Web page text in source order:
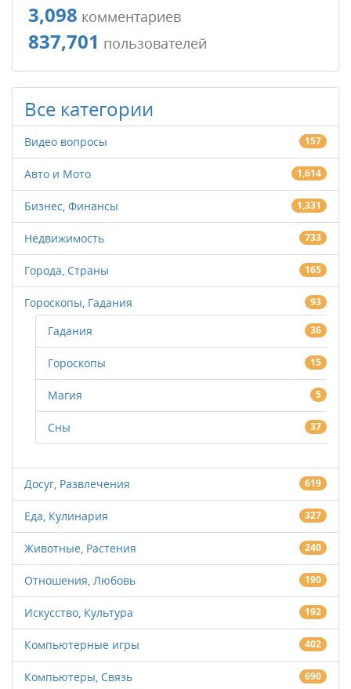
3,098 комментариев
837,701 пользователей
Все категории
Видео вопросы 157
Авто и Мото 1,614
Бизнес, Финансы 1,331
Недвижимость 733
Города, Страны 165
Гороскопы, Гадания 93
Гадания 36
Гороскопы 15
Магия 5
Сны 37
Досуг, Развлечения 619
Еда, Кулинария 327
Животные, Растения 240
Отношения, Любовь 190
Искусство, Культура 192
Компьютерные игры 402
Компьютеры, Связь 690